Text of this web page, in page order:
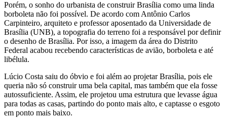
Porém, o sonho do urbanista de construir Brasília como uma linda
borboleta não foi possível. De acordo com Antônio Carlos
Carpinteiro, arquiteto e professor aposentado da Universidade de
Brasília (UNB), a topografia do terreno foi a responsável por definir
o desenho de Brasília. Por isso, a imagem da área do Distrito
Federal acabou recebendo características de avião, borboleta e até
libélula.
Lúcio Costa saiu do óbvio e foi além ao projetar Brasília, pois ele
queria não só construir uma bela capital, mas também que ela fosse
autossuficiente. Assim, ele projetou uma estrutura que levasse água
para todas as casas, partindo do ponto mais alto, e captasse o esgoto
em ponto mais baixo.